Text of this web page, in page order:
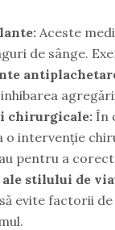
Aceste
de sânge.
chirurgicale:În
o intervenție
pentru a
stilului de
evite factorii